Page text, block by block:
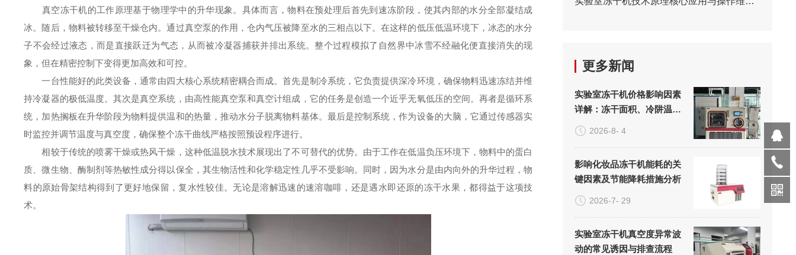
真空冻干机的工作原理基于物理学中的升华现象。具体而言，物料在预处理后首先到速冻阶段，使其内部的水分全部凝结成
冰。随后，物料被转移至干燥仓内。通过真空泵的作用，仓内气压被降至水的三相点以下。在这样的低压低温环境下，冰态的水分
子不会经过液态，而是直接跃迁为气态，从而被冷凝器捕获并排出系统。整个过程模拟了自然界中冰雪不经融化便直接消失的现
象，但在精密控制下变得更加高效和可控。
一台性能好的此类设备，通常由四大核心系统精密耦合而成。首先是制冷系统，它负责提供深冷环境，确保物料迅速冻结并维
持冷凝器的极低温度。其次是真空系统，由高性能真空泵和真空计组成，它的任务是创造一个近乎无氧低压的空间。再者是循环系
统，加热搁板在升华阶段为物料提供温和的热量，推动水分子脱离物料基体。最后是控制系统，作为设备的大脑，它通过传感器实
时监控并调节温度与真空度，确保整个冻干曲线严格按照预设程序进行。
相较于传统的喷雾干燥或热风干燥，这种低温脱水技术展现出了不可替代的优势。由于工作在低温负压环境下，物料中的蛋白
质、微生物、酶制剂等热敏性成分得以保全，其生物活性和化学稳定性几乎不受影响。同时，因为水分是由内向外的升华过程，物
料的原始骨架结构得到了更好地保留，复水性较佳。无论是溶解迅速的速溶咖啡，还是遇水即还原的冻干水果，都得益于这项技
术。
更多新闻
实验室冻干机价格影响因素
详解：冻干面积、冷阱温度
与真空系统的成本构成
2026-8- 4
影响化妆品冻干机能耗的关
键因素及节能降耗措施分析
2026-7- 29
实验室冻干机真空度异常波
动的常见诱因与排查流程